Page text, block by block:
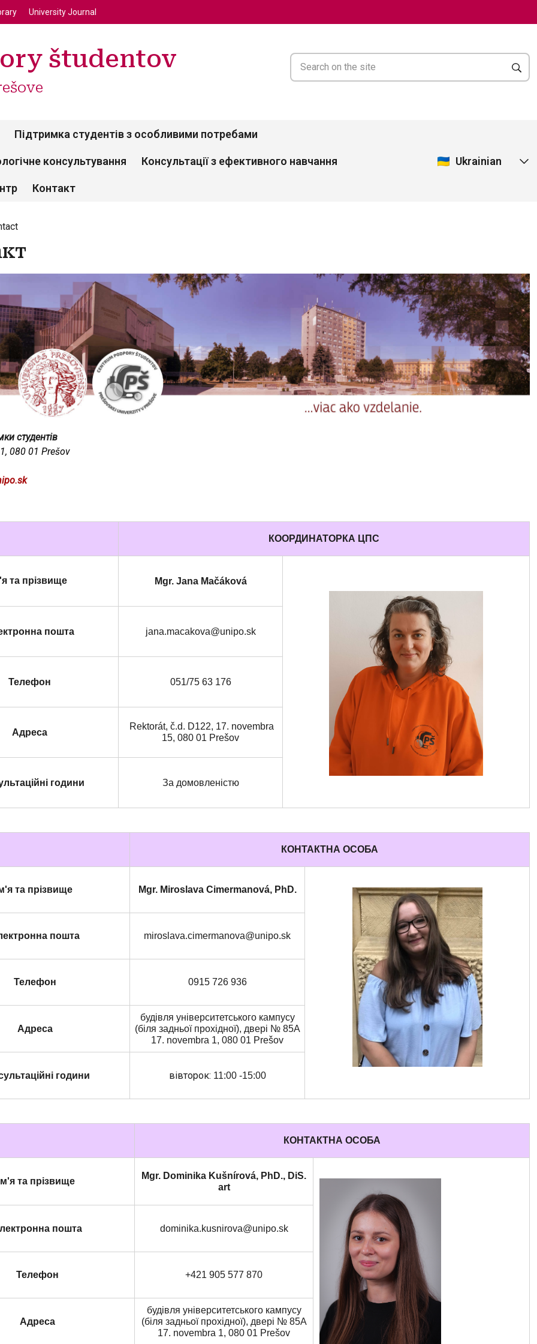
University Journal
študentov
Підтримка студентів з особливими потребами
консультування Консультації з ефективного навчання
Контакт
Ukrainian
студентів
080 01 Prešov
КООРДИНАТОРКА ЦПС
та прізвище Mgr. Jana Mačáková
пошта jana.macakova@unipo.sk
Телефон 051/75 63 176
Адреса
Rektorát, č.d. D122, 17. novembra
15, 080 01 Prešov
години За домовленістю
КОНТАКТНА ОСОБА
та прізвище Mgr. Miroslava Cimermanová, PhD.
пошта miroslava.cimermanova@unipo.sk
Телефон 0915 726 936
Адреса
будівля університетського кампусу
(біля задньої прохідної), двері № 85A
17. novembra 1, 080 01 Prešov
години вівторок: 11:00 -15:00
КОНТАКТНА ОСОБА
та прізвище
Mgr. Dominika Kušnírová, PhD., DiS.
art
пошта dominika.kusnirova@unipo.sk
Телефон +421 905 577 870
Адреса
будівля університетського кампусу
(біля задньої прохідної), двері № 85A
17. novembra 1, 080 01 Prešov